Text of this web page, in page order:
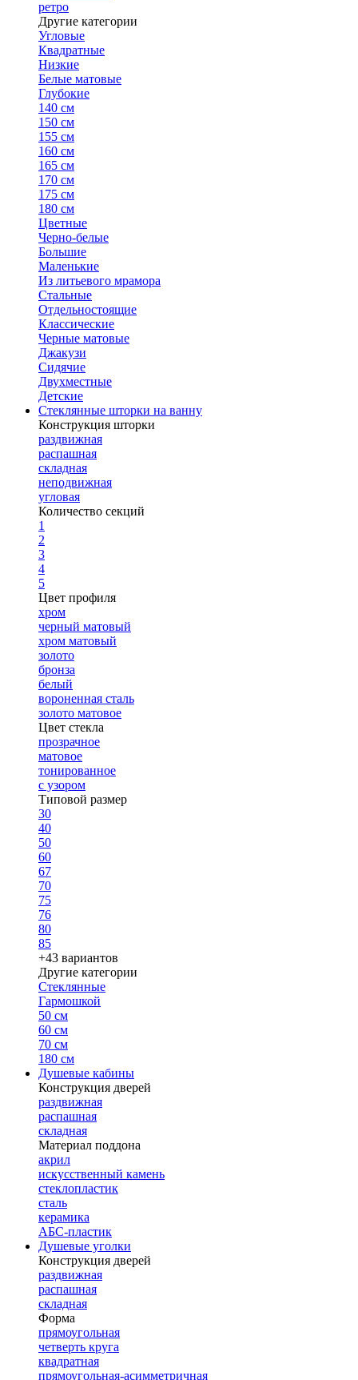
ретро
Другие категории
Угловые
Квадратные
Низкие
Белые матовые
Глубокие
140 см
150 см
155 см
160 см
165 см
170 см
175 см
180 см
Цветные
Черно-белые
Большие
Маленькие
Из литьевого мрамора
Стальные
Отдельностоящие
Классические
Черные матовые
Джакузи
Сидячие
Двухместные
Детские
Стеклянные шторки на ванну
Конструкция шторки
раздвижная
распашная
складная
неподвижная
угловая
Количество секций
1
2
3
4
5
Цвет профиля
хром
черный матовый
хром матовый
золото
бронза
белый
вороненная сталь
золото матовое
Цвет стекла
прозрачное
матовое
тонированное
с узором
Типовой размер
30
40
50
60
67
70
75
76
80
85
+43 вариантов
Другие категории
Стеклянные
Гармошкой
50 см
60 см
70 см
180 см
Душевые кабины
Конструкция дверей
раздвижная
распашная
складная
Материал поддона
акрил
искусственный камень
стеклопластик
сталь
керамика
АБС-пластик
Душевые уголки
Конструкция дверей
раздвижная
распашная
складная
Форма
прямоугольная
четверть круга
квадратная
прямоугольная-асимметричная